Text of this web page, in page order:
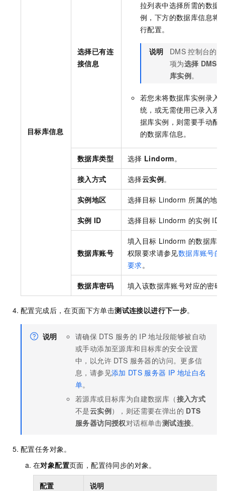
目标库信息
选择已有连
接信息
拉列表中选择所需的数据
例，下方的数据库信息将
行配置。
说明 DMS 控制台的
项为选择 DMS
库实例。
若您未将数据库实例录入
统，或无需使用已录入系
据库实例，则需要手动配
的数据库信息。
数据库类型 选择 Lindorm。
接入方式 选择云实例。
实例地区 选择目标 Lindorm 所属的地
实例 ID 选择目标 Lindorm 的实例 ID
数据库账号
填入目标 Lindorm 的数据库
权限要求请参见数据库账号的
要求。
数据库密码 填入该数据库账号对应的密码
配置完成后，在页面下方单击测试连接以进行下一步。
说明 请确保 DTS 服务的 IP 地址段能够被自动
或手动添加至源库和目标库的安全设置
中，以允许 DTS 服务器的访问。更多信
息，请参见添加 DTS 服务器 IP 地址白名
单。
若源库或目标库为自建数据库（接入方式
不是云实例），则还需要在弹出的 DTS
服务器访问授权对话框单击测试连接。
配置任务对象。
在对象配置页面，配置待同步的对象。
配置 说明